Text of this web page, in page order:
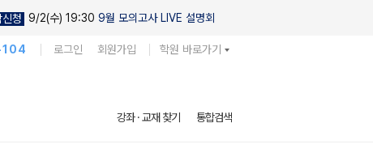
신청 9/2(수) 19:30 9월 모의고사 LIVE 설명회
104 로그인 회원가입 학원 바로가기
강좌 · 교재 찾기 통합검색